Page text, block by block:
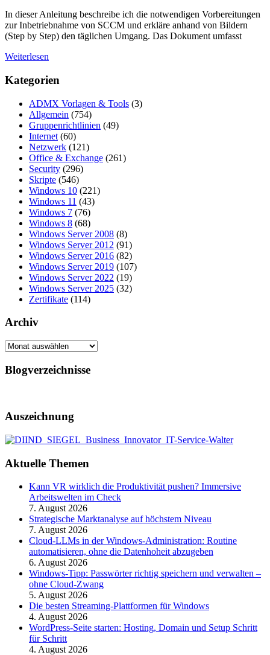
In dieser Anleitung beschreibe ich die notwendigen Vorbereitungen
zur Inbetriebnahme von SCCM und erkläre anhand von Bildern
(Step by Step) den täglichen Umgang. Das Dokument umfasst
Weiterlesen
Kategorien
ADMX Vorlagen & Tools (3)
Allgemein (754)
Gruppenrichtlinien (49)
Internet (60)
Netzwerk (121)
Office & Exchange (261)
Security (296)
Skripte (546)
Windows 10 (221)
Windows 11 (43)
Windows 7 (76)
Windows 8 (68)
Windows Server 2008 (8)
Windows Server 2012 (91)
Windows Server 2016 (82)
Windows Server 2019 (107)
Windows Server 2022 (19)
Windows Server 2025 (32)
Zertifikate (114)
Archiv
Archiv
Blogverzeichnisse
Auszeichnung
Aktuelle Themen
Kann VR wirklich die Produktivität pushen? Immersive
Arbeitswelten im Check
7. August 2026
Strategische Marktanalyse auf höchstem Niveau
7. August 2026
Cloud-LLMs in der Windows-Administration: Routine
automatisieren, ohne die Datenhoheit abzugeben
6. August 2026
Windows-Tipp: Passwörter richtig speichern und verwalten –
ohne Cloud-Zwang
5. August 2026
Die besten Streaming-Plattformen für Windows
4. August 2026
WordPress-Seite starten: Hosting, Domain und Setup Schritt
für Schritt
4. August 2026